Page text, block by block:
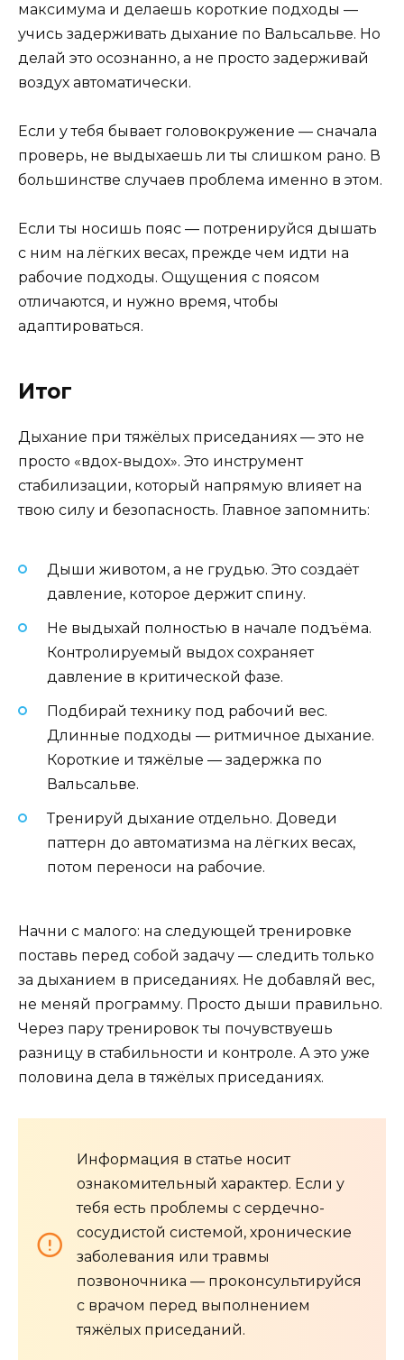
максимума и делаешь короткие подходы —
учись задерживать дыхание по Вальсальве. Но
делай это осознанно, а не просто задерживай
воздух автоматически.
Если у тебя бывает головокружение — сначала
проверь, не выдыхаешь ли ты слишком рано. В
большинстве случаев проблема именно в этом.
Если ты носишь пояс — потренируйся дышать
с ним на лёгких весах, прежде чем идти на
рабочие подходы. Ощущения с поясом
отличаются, и нужно время, чтобы
адаптироваться.
Итог
Дыхание при тяжёлых приседаниях — это не
просто «вдох-выдох». Это инструмент
стабилизации, который напрямую влияет на
твою силу и безопасность. Главное запомнить:
Дыши животом, а не грудью. Это создаёт
давление, которое держит спину.
Не выдыхай полностью в начале подъёма.
Контролируемый выдох сохраняет
давление в критической фазе.
Подбирай технику под рабочий вес.
Длинные подходы — ритмичное дыхание.
Короткие и тяжёлые — задержка по
Вальсальве.
Тренируй дыхание отдельно. Доведи
паттерн до автоматизма на лёгких весах,
потом переноси на рабочие.
Начни с малого: на следующей тренировке
поставь перед собой задачу — следить только
за дыханием в приседаниях. Не добавляй вес,
не меняй программу. Просто дыши правильно.
Через пару тренировок ты почувствуешь
разницу в стабильности и контроле. А это уже
половина дела в тяжёлых приседаниях.
Информация в статье носит
ознакомительный характер. Если у
тебя есть проблемы с сердечно-
сосудистой системой, хронические
заболевания или травмы
позвоночника — проконсультируйся
с врачом перед выполнением
тяжёлых приседаний.